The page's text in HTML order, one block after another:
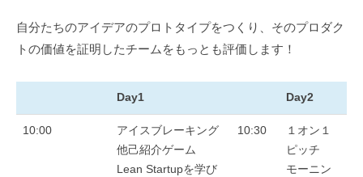
自分たちのアイデアのプロトタイプをつくり、そのプロダク
トの価値を証明したチームをもっとも評価します！
Day1 Day2
10:00
アイスブレーキング
他己紹介ゲーム
Lean Startupを学び
10:30
１オン１
ピッチ
モーニン